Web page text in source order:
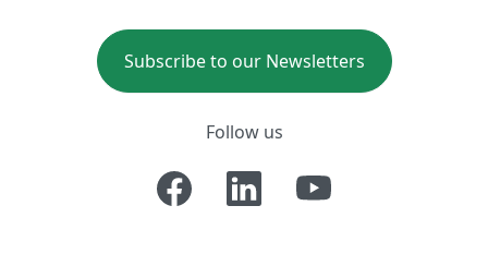
Subscribe to our Newsletters
Follow us